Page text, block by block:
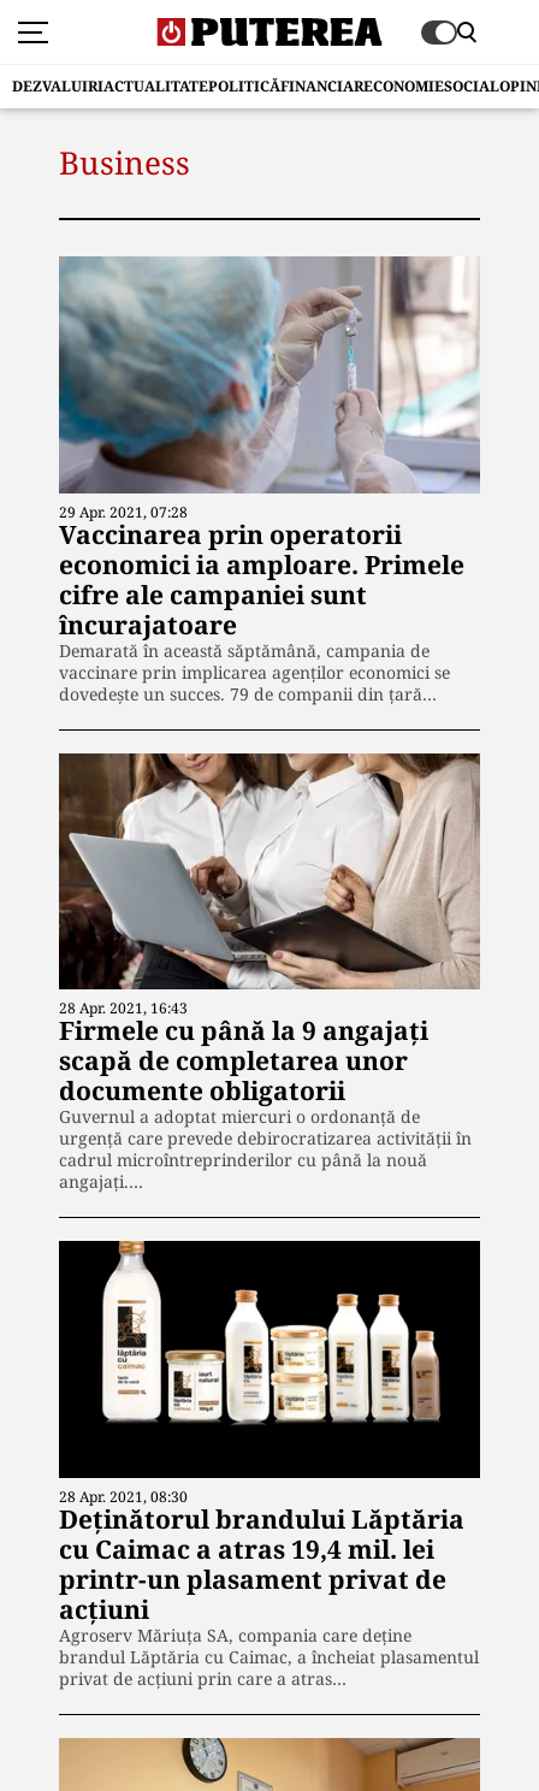
DEZVALUIRIACTUALITATEPOLITICĂFINANCIARECONOMIESOCIAL
Business
29 Apr. 2021, 07:28
Vaccinarea prin operatorii
economici ia amploare. Primele
cifre ale campaniei sunt
încurajatoare
Demarată în această săptămână, campania de
vaccinare prin implicarea agenților economici se
dovedește un succes. 79 de companii din țară…
28 Apr. 2021, 16:43
Firmele cu până la 9 angajați
scapă de completarea unor
documente obligatorii
Guvernul a adoptat miercuri o ordonanță de
urgență care prevede debirocratizarea activității în
cadrul microîntreprinderilor cu până la nouă
angajați.…
28 Apr. 2021, 08:30
Deținătorul brandului Lăptăria
cu Caimac a atras 19,4 mil. lei
printr-un plasament privat de
acțiuni
Agroserv Măriuța SA, compania care deține
brandul Lăptăria cu Caimac, a încheiat plasamentul
privat de acțiuni prin care a atras…